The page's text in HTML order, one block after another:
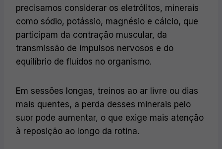
precisamos considerar os eletrólitos, minerais
como sódio, potássio, magnésio e cálcio, que
participam da contração muscular, da
transmissão de impulsos nervosos e do
equilíbrio de fluidos no organismo.
Em sessões longas, treinos ao ar livre ou dias
mais quentes, a perda desses minerais pelo
suor pode aumentar, o que exige mais atenção
à reposição ao longo da rotina.